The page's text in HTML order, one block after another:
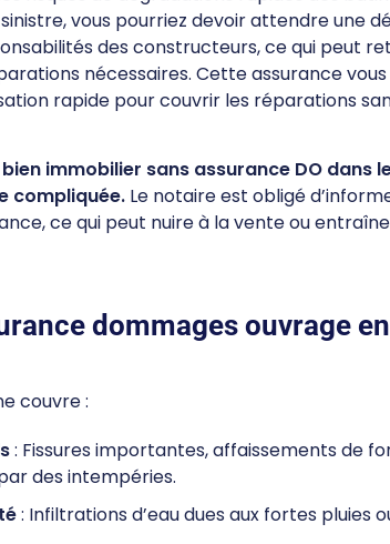
vous pourriez devoir attendre une
des constructeurs, ce qui peut
nécessaires. Cette assurance
rapide pour couvrir les réparations
immobilier sans assurance DO dans
compliquée. Le notaire est obligé
ce qui peut nuire à la vente ou
dommages ouvrage
couvre :
: Fissures importantes, affaissements de
des intempéries.
: Infiltrations d’eau dues aux fortes pluies